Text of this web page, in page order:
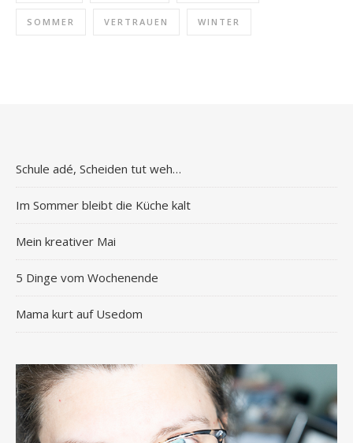
SOMMER VERTRAUEN WINTER
Schule adé, Scheiden tut weh…
Im Sommer bleibt die Küche kalt
Mein kreativer Mai
5 Dinge vom Wochenende
Mama kurt auf Usedom